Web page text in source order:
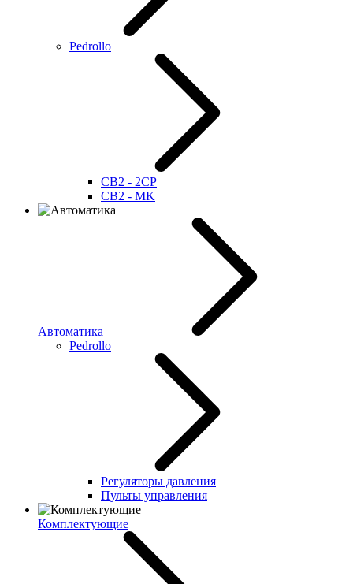
Pedrollo
CB2 - 2CP
CB2 - MK
Автоматика
Pedrollo
Регуляторы давления
Пульты управления
Комплектующие